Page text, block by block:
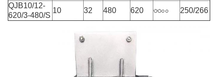
QJB10/12-
620/3-480/S
10 32 480 620 ৩৩০০ 250/266